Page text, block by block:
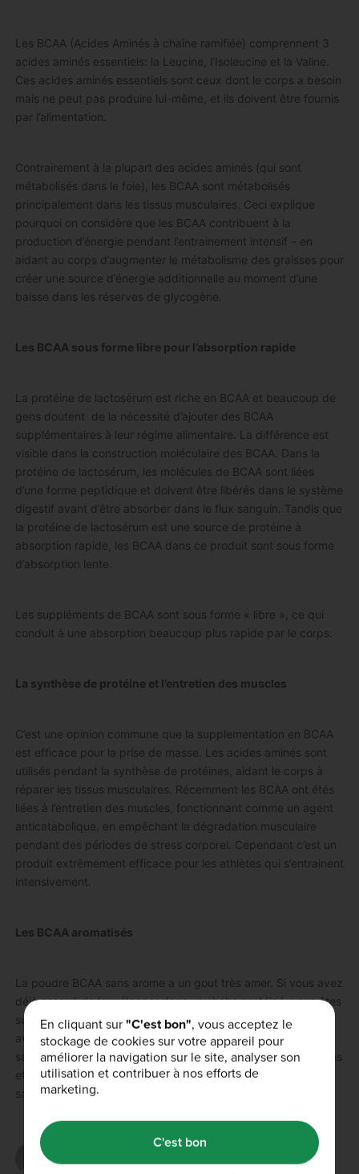
Les BCAA (Acides Aminés à chaîne ramifiée) comprennent 3
acides aminés essentiels: la Leucine, l’Isoleucine et la Valine.
Ces acides aminés essentiels sont ceux dont le corps a besoin
mais ne peut pas produire lui-même, et ils doivent être fournis
par l’alimentation.
Contrairement à la plupart des acides aminés (qui sont
métabolisés dans le foie), les BCAA sont métabolisés
principalement dans les tissus musculaires. Ceci explique
pourquoi on considère que les BCAA contribuent à la
production d’énergie pendant l’entrainement intensif – en
aidant au corps d’augmenter le métabolisme des graisses pour
créer une source d’énergie additionnelle au moment d’une
baisse dans les réserves de glycogène.
Les BCAA sous forme libre pour l’absorption rapide
La protéine de lactosérum est riche en BCAA et beaucoup de
gens doutent de la nécessité d’ajouter des BCAA
supplémentaires à leur régime alimentaire. La différence est
visible dans la construction moléculaire des BCAA. Dans la
protéine de lactosérum, les molécules de BCAA sont liées
d’une forme peptidique et doivent être libérés dans le système
digestif avant d’être absorber dans le flux sanguin. Tandis que
la protéine de lactosérum est une source de protéine à
absorption rapide, les BCAA dans ce produit sont sous forme
d’absorption lente.
Les suppléments de BCAA sont sous forme « libre », ce qui
conduit à une absorption beaucoup plus rapide par le corps.
La synthèse de protéine et l’entretien des muscles
C’est une opinion commune que la supplementation en BCAA
est efficace pour la prise de masse. Les acides aminés sont
utilisés pendant la synthèse de protéines, aidant le corps à
réparer les tissus musculaires. Récemment les BCAA ont étés
liées à l’entretien des muscles, fonctionnant comme un agent
anticatabolique, en empêchant la dégradation musculaire
pendant des périodes de stress corporel. Cependant c’est un
produit extrêmement efficace pour les athlètes qui s’entrainent
intensivement.
Les BCAA aromatisés
La poudre BCAA sans arome a un gout très amer. Si vous avez
déjà essayé de la mélanger dans un shake protéiné, vous êtes
surement au courant. Pour surmonter ce problème, nous
avons développé des BCAA instantanésdisponibles avec 5
saveurs différentes: Coca, Pomme & Citron Vert, Fruits Rouges
et Tropical. Ceci vous permet d’utiliser les BCAA les plus purs
sans devoir affronter leur gout naturel.
antoinebecaglia
En cliquant sur"C'est bon", vous acceptez le
stockage de cookies sur votre appareil pour
améliorer la navigation sur le site, analyser son
utilisation et contribuer à nos efforts de
marketing.
C'est bon